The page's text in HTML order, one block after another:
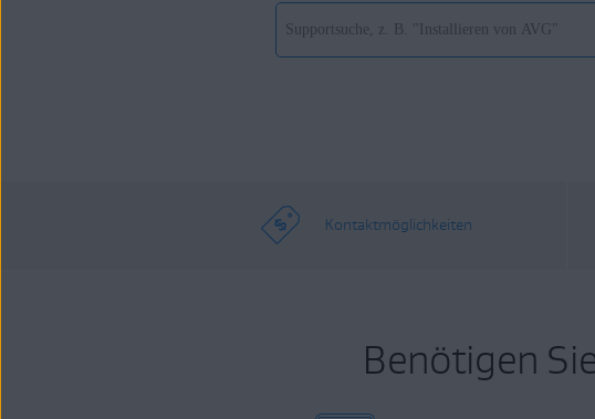
Kontaktmöglichkeiten
Benötigen